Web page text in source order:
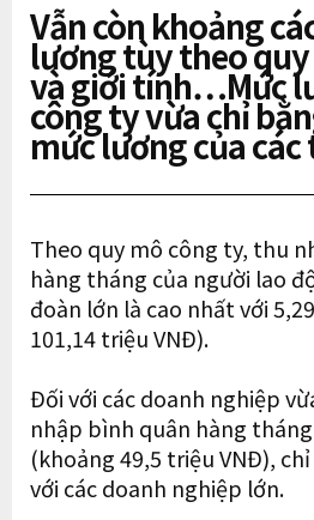
Vẫn còn khoảng
lương tùy theo
và giới tính…Mức
công ty vừa chỉ
mức lương của
Theo quy mô công ty, thu
hàng tháng của người lao
đoàn lớn là cao nhất với
101,14 triệu VNĐ).
Đối với các doanh nghiệp
nhập bình quân hàng
(khoảng 49,5 triệu VNĐ),
với các doanh nghiệp lớn.